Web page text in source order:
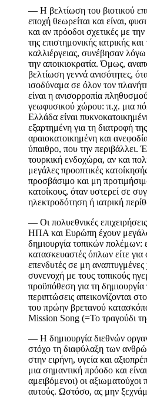
— Η βελτίωση του βιοτικού
εποχή θεωρείται και είναι,
και αν πρόοδοι σχετικές με την
της επιστημονικής ιατρικής
καλλιέργειας, συνέβησαν
την αποικιοκρατία. Όμως,
βελτίωση γεννά ανισότητες,
ισοδύναμα σε όλον τον
είναι η ανισορροπία
γεωφυσικού χώρου: π.χ. μια
Ελλάδα είναι
εξαρτημένη για τη διατροφή
αραιοκατοικημένη και
ύπαιθρο, που την περιβάλλει.
τουρκική ενδοχώρα, αν και
μεγάλες προοπτικές
προσβάσιμο και μη
κατοίκους, όταν υστερεί σε
ηλεκτροδότηση ή ιατρική
— Οι πολυεθνικές
ΗΠΑ και Ευρώπη έχουν
δημιουργία τοπικών πολέμων:
κατασκευαστές όπλων είτε για
επενδυτές σε μη
συνενοχή με τους τοπικούς
προϋπόθεση για τη
περιπτώσεις απεικονίζονται
του πρώην βρετανού κατασκ
Mission Song (=Το τραγούδι
— Η δημιουργία διεθνών
στόχο τη διαφύλαξη των
στην ειρήνη, υγεία και
μια σημαντική πρόοδο και
αμειβόμενοι) οι αξιωματούχοι
αυτούς. Ωστόσο, ας μην